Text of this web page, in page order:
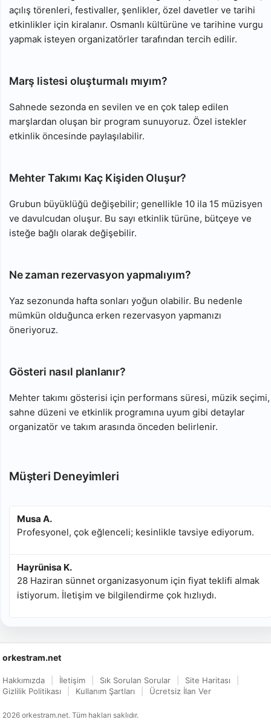
açılış törenleri, festivaller, şenlikler, özel davetler ve tarihi
etkinlikler için kiralanır. Osmanlı kültürüne ve tarihine vurgu
yapmak isteyen organizatörler tarafından tercih edilir.
Marş listesi oluşturmalı mıyım?
Sahnede sezonda en sevilen ve en çok talep edilen
marşlardan oluşan bir program sunuyoruz. Özel istekler
etkinlik öncesinde paylaşılabilir.
Mehter Takımı Kaç Kişiden Oluşur?
Grubun büyüklüğü değişebilir; genellikle 10 ila 15 müzisyen
ve davulcudan oluşur. Bu sayı etkinlik türüne, bütçeye ve
isteğe bağlı olarak değişebilir.
Ne zaman rezervasyon yapmalıyım?
Yaz sezonunda hafta sonları yoğun olabilir. Bu nedenle
mümkün olduğunca erken rezervasyon yapmanızı
öneriyoruz.
Gösteri nasıl planlanır?
Mehter takımı gösterisi için performans süresi, müzik seçimi,
sahne düzeni ve etkinlik programına uyum gibi detaylar
organizatör ve takım arasında önceden belirlenir.
Müşteri Deneyimleri
Musa A.
Profesyonel, çok eğlenceli; kesinlikle tavsiye ediyorum.
Hayrünisa K.
28 Haziran sünnet organizasyonum için fiyat teklifi almak
istiyorum. İletişim ve bilgilendirme çok hızlıydı.
orkestram.net
Hakkımızda İletişim Sık Sorulan Sorular
Site Haritası
Gizlilik Politikası
Kullanım Şartları Ücretsiz İlan Ver
2026 orkestram.net. Tüm hakları saklıdır.